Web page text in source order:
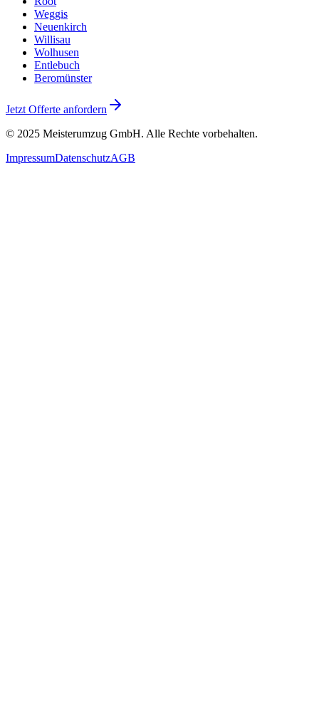
Weggis
Neuenkirch
Willisau
Wolhusen
Entlebuch
Beromünster
Jetzt Offerte anfordern
© 2025 Meisterumzug GmbH. Alle Rechte vorbehalten.
ImpressumDatenschutzAGB